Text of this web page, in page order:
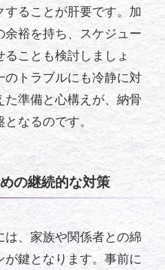
ることが肝要です。加
余裕を持ち、スケジュー
ことも検討しましょ
のトラブルにも冷静に対
た準備と心構えが、納骨
なるのです。
の継続的な対策
、家族や関係者との綿
鍵となります。事前に